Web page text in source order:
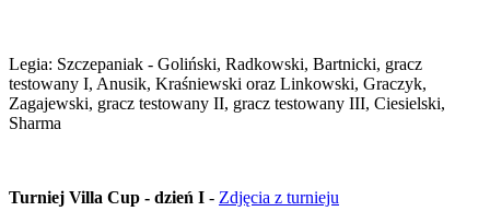
Legia: Szczepaniak - Goliński, Radkowski, Bartnicki, gracz
testowany I, Anusik, Kraśniewski oraz Linkowski, Graczyk,
Zagajewski, gracz testowany II, gracz testowany III, Ciesielski,
Sharma
Turniej Villa Cup - dzień I - Zdjęcia z turnieju